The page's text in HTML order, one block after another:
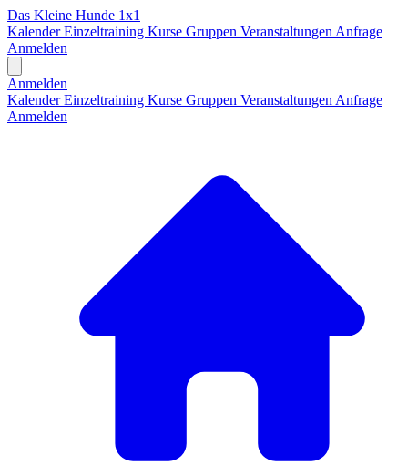
Das Kleine Hunde 1x1
KalenderEinzeltraining Kurse Gruppen Veranstaltungen Anfrage
Anmelden
Anmelden
KalenderEinzeltraining Kurse Gruppen Veranstaltungen Anfrage
Anmelden